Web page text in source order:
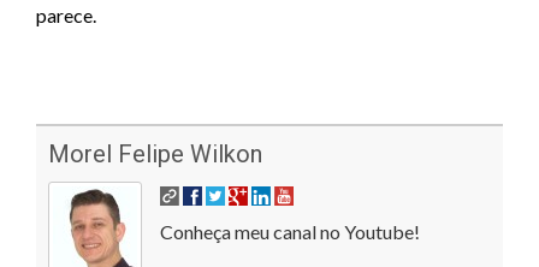
parece.
Morel Felipe Wilkon
Conheça meu canal no Youtube!